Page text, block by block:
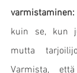
varmistaminen:
kuin se, kun
mutta
Varmista,